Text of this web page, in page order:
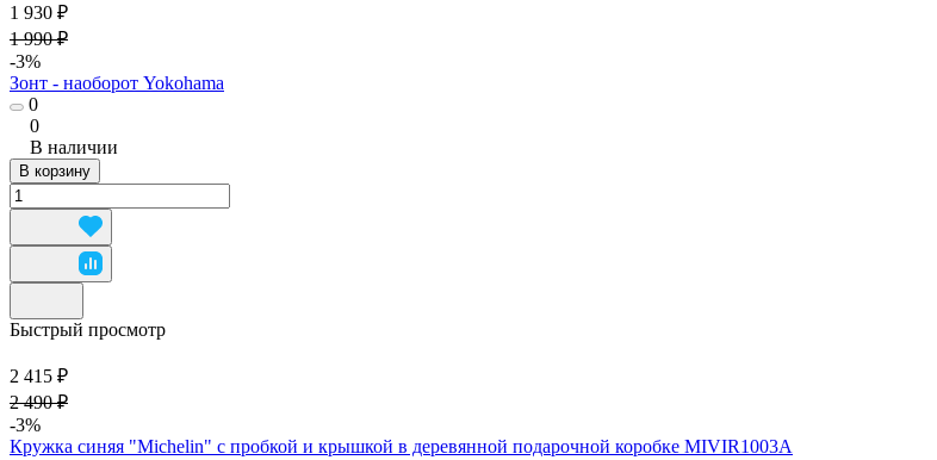
1 930 ₽
1 990 ₽
-3%
Зонт - наоборот Yokohama
0
0
В наличии
В корзину
Быстрый просмотр
2 415 ₽
2 490 ₽
-3%
Кружка синяя "Michelin" с пробкой и крышкой в деревянной подарочной коробке MIVIR1003A